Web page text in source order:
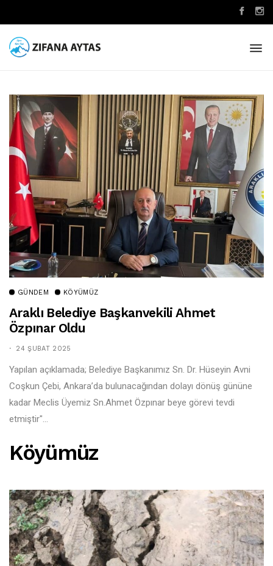
GÜNDEM KÖYÜMÜZ
Araklı Belediye Başkanvekili Ahmet
Özpınar Oldu
24 ŞUBAT 2025
Yapılan açıklamada; Belediye Başkanımız Sn. Dr. Hüseyin Avni
Coşkun Çebi, Ankara’da bulunacağından dolayı dönüş gününe
kadar Meclis Üyemiz Sn.Ahmet Özpınar beye görevi tevdi
etmiştir"...
Köyümüz